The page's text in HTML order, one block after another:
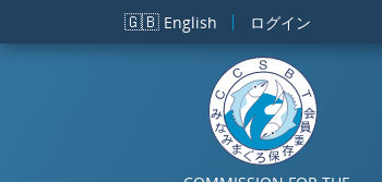
メインコンテンツに移動
🇬🇧 English ログイン